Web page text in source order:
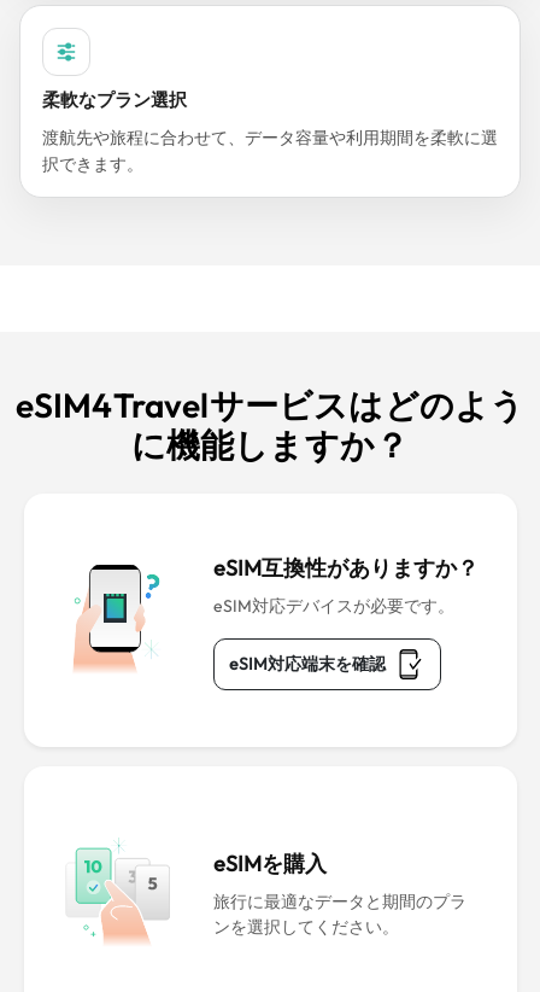
柔軟なプラン選択
渡航先や旅程に合わせて、データ容量や利用期間を柔軟に選
択できます。
eSIM4Travelサービスはどのよう
に機能しますか？
eSIM互換性がありますか？
eSIM対応デバイスが必要です。
eSIM対応端末を確認
eSIMを購入
旅行に最適なデータと期間のプラ
ンを選択してください。